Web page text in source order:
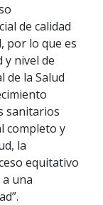
de calidad
por lo que es
y nivel de
de la Salud
sanitarios
completo y
la
equitativo
una